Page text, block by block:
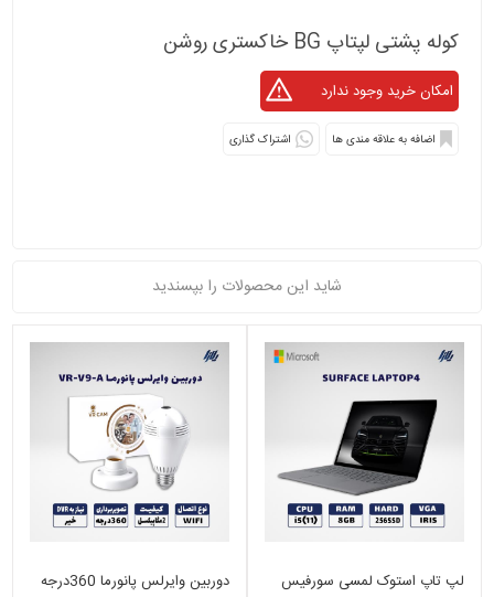
کوله پشتی لپتاپ BG خاکستری روشن
اشتراک گذاری
شاید این محصولات را بپسندید
لپ تاپ استوک لمسی سورفیس
دوربین وایرلس پانورما 360درجه